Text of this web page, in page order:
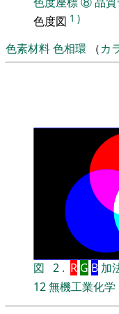
色度図 1 )
色素材料色相環 （カ
図 2 . R G B 加
12無機工業化学